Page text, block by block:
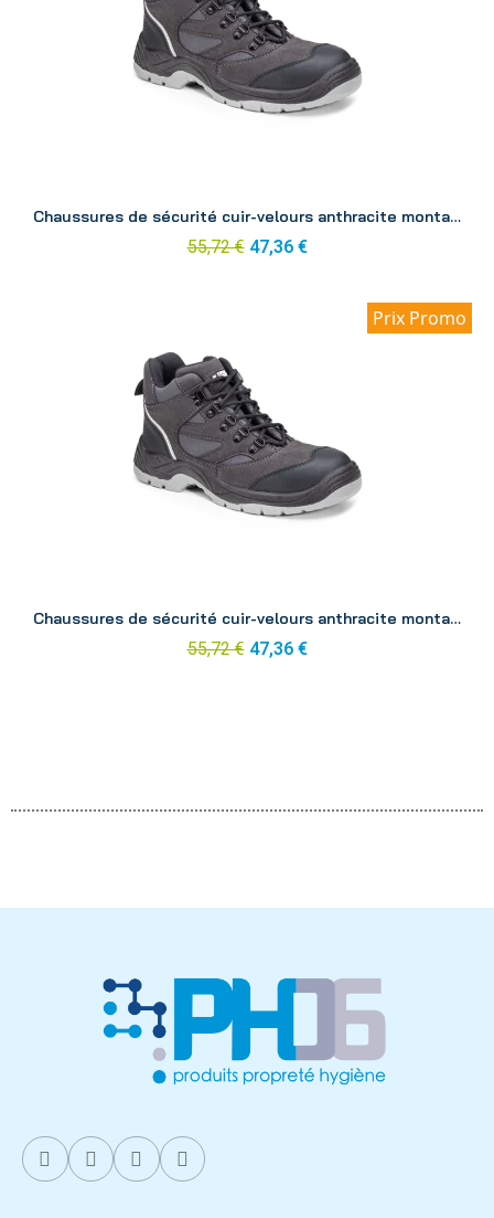
Chaussures de sécurité cuir-velours anthracite montante Silver p44
55,72 € 47,36 €
Prix Promo
Chaussures de sécurité cuir-velours anthracite montante Silver p45
55,72 € 47,36 €